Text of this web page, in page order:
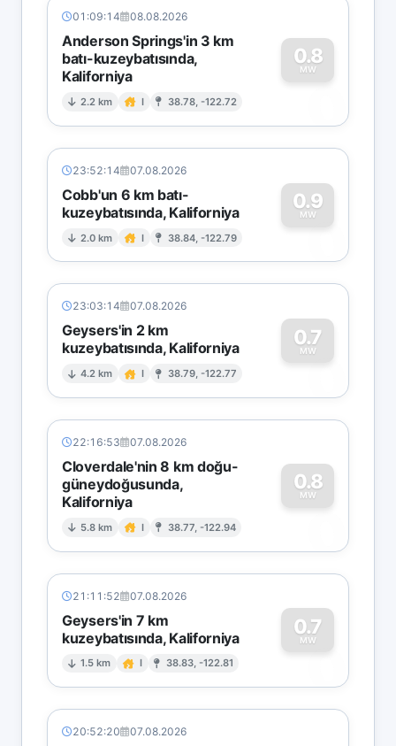
01:09:14 08.08.2026
Anderson Springs'in 3 km
batı-kuzeybatısında,
Kaliforniya
2.2 km I 38.78, -122.72
0.8
MW
0
23:52:14 07.08.2026
Cobb'un 6 km batı-
kuzeybatısında, Kaliforniya
2.0 km I 38.84, -122.79
0.9
MW
0
23:03:14 07.08.2026
Geysers'in 2 km
kuzeybatısında, Kaliforniya
4.2 km I 38.79, -122.77
0.7
MW
0
22:16:53 07.08.2026
Cloverdale'nin 8 km doğu-
güneydoğusunda,
Kaliforniya
5.8 km I 38.77, -122.94
0.8
MW
0
21:11:52 07.08.2026
Geysers'in 7 km
kuzeybatısında, Kaliforniya
1.5 km I 38.83, -122.81
0.7
MW
0
20:52:20 07.08.2026